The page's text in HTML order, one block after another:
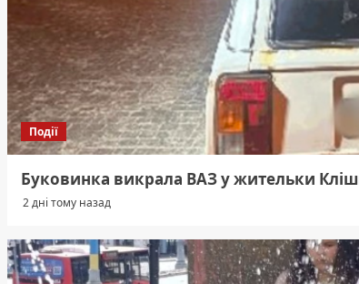
Події
Буковинка викрала ВАЗ у жительки
2 дні тому назад